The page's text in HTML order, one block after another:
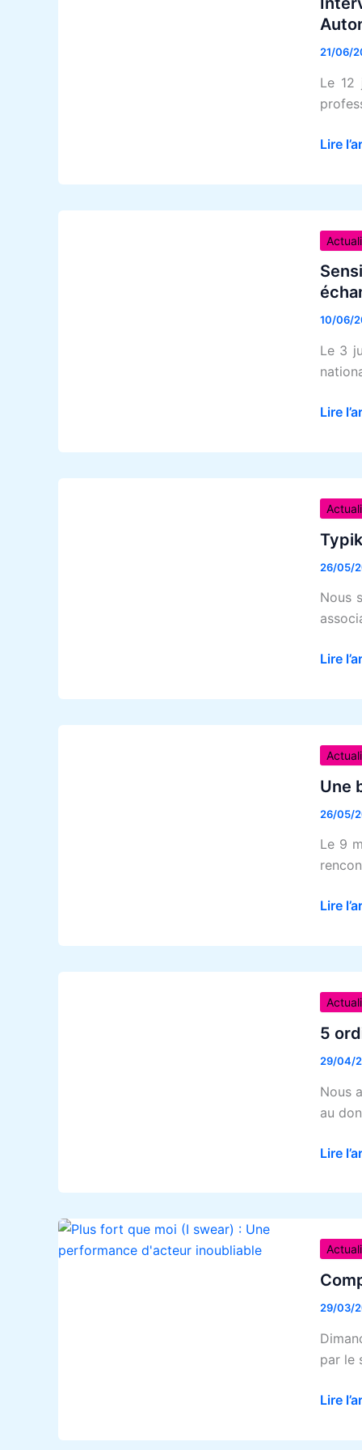
21/06/
Le 12
auprès
du
Lire
10/06/
Le 3
aux
TND
auprès
des
:
en
Lire
26/05/
Nous
du
«
as-
du
?
Crédit
Mutuel
Lire
Une
26/05/
Le 9
belle
journée
au
Salon
de
Lire
5
29/04/
Nous
au
notre
parc
de
!Lire
29/03/
par le
le
de
Gilles
de
la
:
film,
Lire